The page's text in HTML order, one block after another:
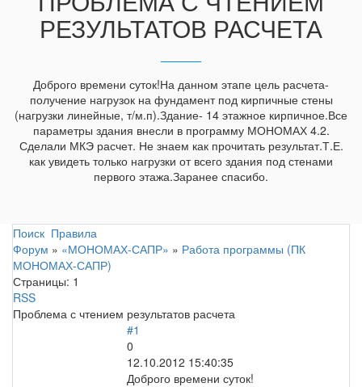
РЕЗУЛЬТАТОВ РАСЧЕТА
Доброго времени суток!На данном этапе цель расчета-
получение нагрузок на фундамент под кирпичные стены
(нагрузки линейные, т/м.п).Здание- 14 этажное кирпичное.Все
параметры здания внесли в программу МОНОМАХ 4.2.
Сделали МКЭ расчет. Не знаем как прочитать результат.Т.Е.
как увидеть только нагрузки от всего здания под стенами
первого этажа.Заранее спасибо.
Поиск Правила
Форум » «МОНОМАХ-САПР» » Работа программы (ПК
МОНОМАХ-САПР)
Страницы: 1
RSS
Проблема с чтением результатов расчета
#1
0
12.10.2012 15:40:35
Доброго времени суток!